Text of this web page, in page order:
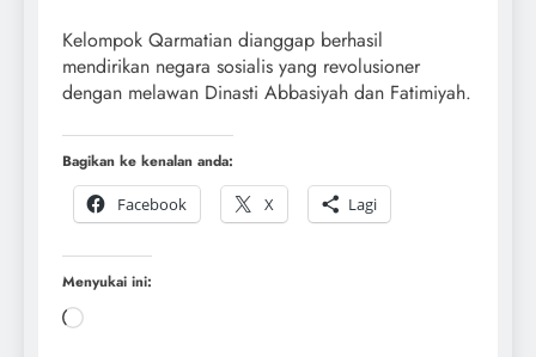
Kelompok Qarmatian dianggap berhasil
mendirikan negara sosialis yang revolusioner
dengan melawan Dinasti Abbasiyah dan Fatimiyah.
Bagikan ke kenalan anda:
Facebook
X Lagi
Menyukai ini: